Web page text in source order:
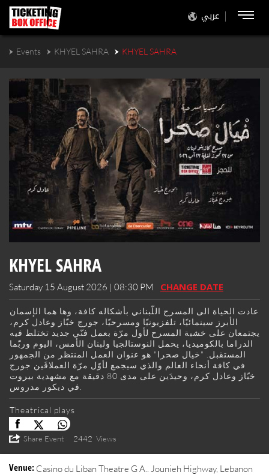
عربي
Events KHYEL SAHRA KHYEL SAHRA
KHYEL SAHRA
Saturday 15 August 2026 | 08:30 PM CHANGE DATE
عادت الحياة الى المسرح اللّبناني بأشكاله كافة، وها هما الإسمان
الأبرز سينمائيًا، تلفزيونيًا ومسرحيًا، جورج خبّاز وعادل كرم،
يجتمعان على خشبة المسرح لأول مرّة بعمل فنّي جديد تختلط فيه
الدراما بالكوميديا، يحمل النوستالجيا ولبنان الأمس، اليوم وربّما
المستقبل. "خيال صحرا" هو عنوان العمل المنتظر من الجمهور
في كافة أنحاء العالم والذي سيجمع لأوّل مرّة العملاقَين جورج
خبّاز وعادل كرم، وحيدَين على مدى 80 دقيقة مع مشهدية بيروت
في ديكور مدروس.
Theatrical plays
Share Event 2442 Views
Venue: Casino du Liban Theatre G A.. Jounieh Highway, Lebanon